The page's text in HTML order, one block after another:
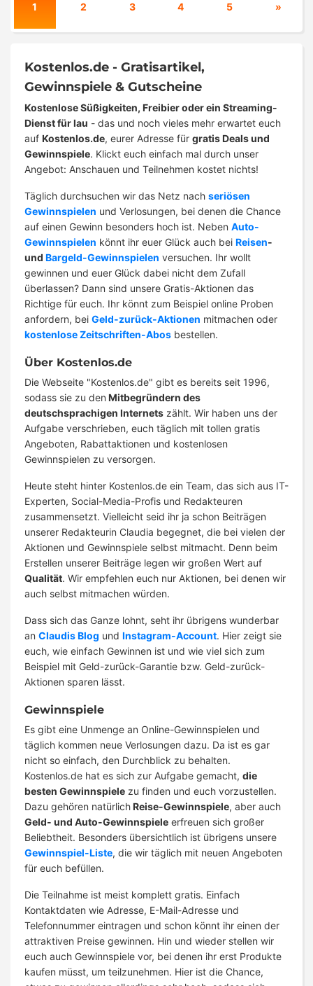
1 2 3 4 5 »
Kostenlos.de - Gratisartikel,
Gewinnspiele & Gutscheine
Kostenlose Süßigkeiten, Freibier oder ein Streaming-
Dienst für lau - das und noch vieles mehr erwartet euch
auf Kostenlos.de, eurer Adresse für gratis Deals und
Gewinnspiele. Klickt euch einfach mal durch unser
Angebot: Anschauen und Teilnehmen kostet nichts!
Täglich durchsuchen wir das Netz nach seriösen
Gewinnspielen und Verlosungen, bei denen die Chance
auf einen Gewinn besonders hoch ist. Neben Auto-
Gewinnspielen könnt ihr euer Glück auch bei Reisen-
und Bargeld-Gewinnspielen versuchen. Ihr wollt
gewinnen und euer Glück dabei nicht dem Zufall
überlassen? Dann sind unsere Gratis-Aktionen das
Richtige für euch. Ihr könnt zum Beispiel online Proben
anfordern, bei Geld-zurück-Aktionen mitmachen oder
kostenlose Zeitschriften-Abos bestellen.
Über Kostenlos.de
Die Webseite "Kostenlos.de" gibt es bereits seit 1996,
sodass sie zu den Mitbegründern des
deutschsprachigen Internets zählt. Wir haben uns der
Aufgabe verschrieben, euch täglich mit tollen gratis
Angeboten, Rabattaktionen und kostenlosen
Gewinnspielen zu versorgen.
Heute steht hinter Kostenlos.de ein Team, das sich aus IT-
Experten, Social-Media-Profis und Redakteuren
zusammensetzt. Vielleicht seid ihr ja schon Beiträgen
unserer Redakteurin Claudia begegnet, die bei vielen der
Aktionen und Gewinnspiele selbst mitmacht. Denn beim
Erstellen unserer Beiträge legen wir großen Wert auf
Qualität. Wir empfehlen euch nur Aktionen, bei denen wir
auch selbst mitmachen würden.
Dass sich das Ganze lohnt, seht ihr übrigens wunderbar
an Claudis Blog und Instagram-Account. Hier zeigt sie
euch, wie einfach Gewinnen ist und wie viel sich zum
Beispiel mit Geld-zurück-Garantie bzw. Geld-zurück-
Aktionen sparen lässt.
Gewinnspiele
Es gibt eine Unmenge an Online-Gewinnspielen und
täglich kommen neue Verlosungen dazu. Da ist es gar
nicht so einfach, den Durchblick zu behalten.
Kostenlos.de hat es sich zur Aufgabe gemacht, die
besten Gewinnspiele zu finden und euch vorzustellen.
Dazu gehören natürlichReise-Gewinnspiele, aber auch
Geld- und Auto-Gewinnspiele erfreuen sich großer
Beliebtheit. Besonders übersichtlich ist übrigens unsere
Gewinnspiel-Liste, die wir täglich mit neuen Angeboten
für euch befüllen.
Die Teilnahme ist meist komplett gratis. Einfach
Kontaktdaten wie Adresse, E-Mail-Adresse und
Telefonnummer eintragen und schon könnt ihr einen der
attraktiven Preise gewinnen. Hin und wieder stellen wir
euch auch Gewinnspiele vor, bei denen ihr erst Produkte
kaufen müsst, um teilzunehmen. Hier ist die Chance,